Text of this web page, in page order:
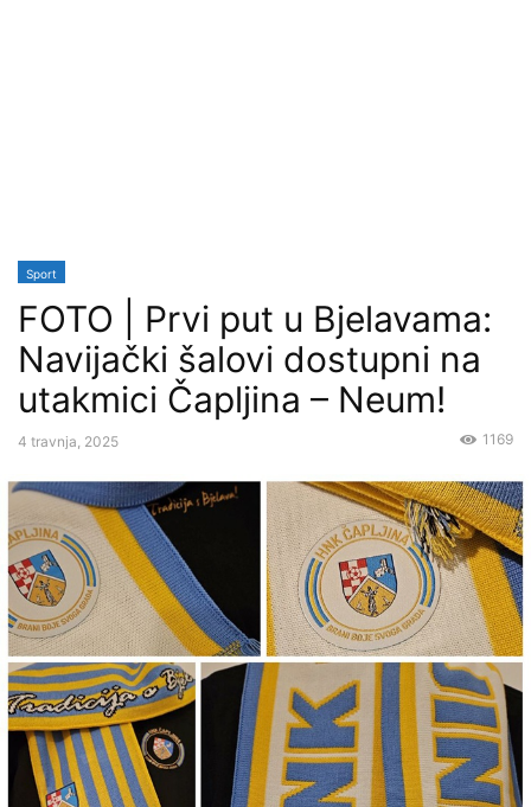
Sport
FOTO | Prvi put u Bjelavama:
Navijački šalovi dostupni na
utakmici Čapljina – Neum!
4 travnja, 2025 1169